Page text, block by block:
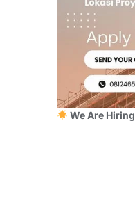
We Are Hiring